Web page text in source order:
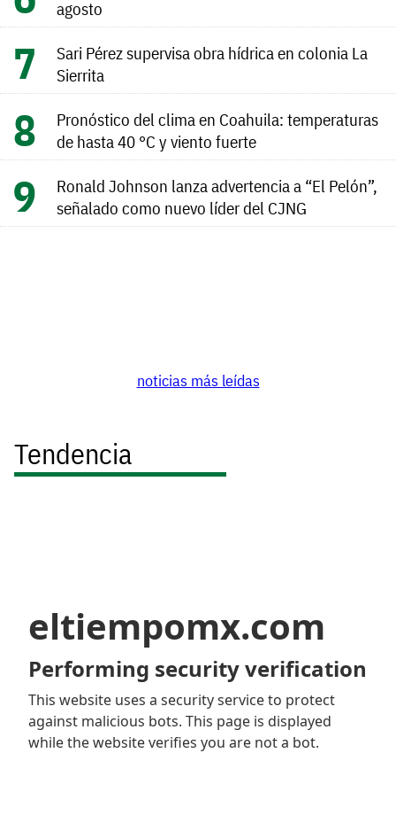
agosto
Sari Pérez supervisa obra hídrica en colonia La
Sierrita
Pronóstico del clima en Coahuila: temperaturas
de hasta 40 °C y viento fuerte
Ronald Johnson lanza advertencia a “El Pelón”,
señalado como nuevo líder del CJNG
noticias más leídas
Tendencia